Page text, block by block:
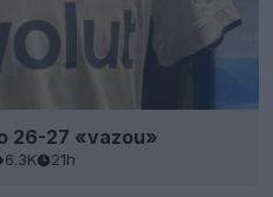
26-27 «vazou»
6.3K 21h